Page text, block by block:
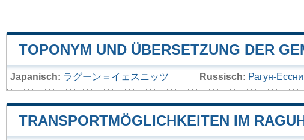
TOPONYM UND ÜBERSETZUNG DER
Japanisch: ラグーン＝イェスニッツ Russisch: Рагун-
TRANSPORTMÖGLICHKEITEN IM